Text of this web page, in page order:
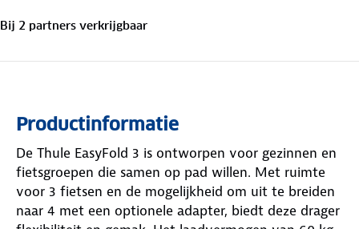
Bij 2 partners verkrijgbaar
Productinformatie
De Thule EasyFold 3 is ontworpen voor gezinnen en
fietsgroepen die samen op pad willen. Met ruimte
voor 3 fietsen en de mogelijkheid om uit te breiden
naar 4 met een optionele adapter, biedt deze drager